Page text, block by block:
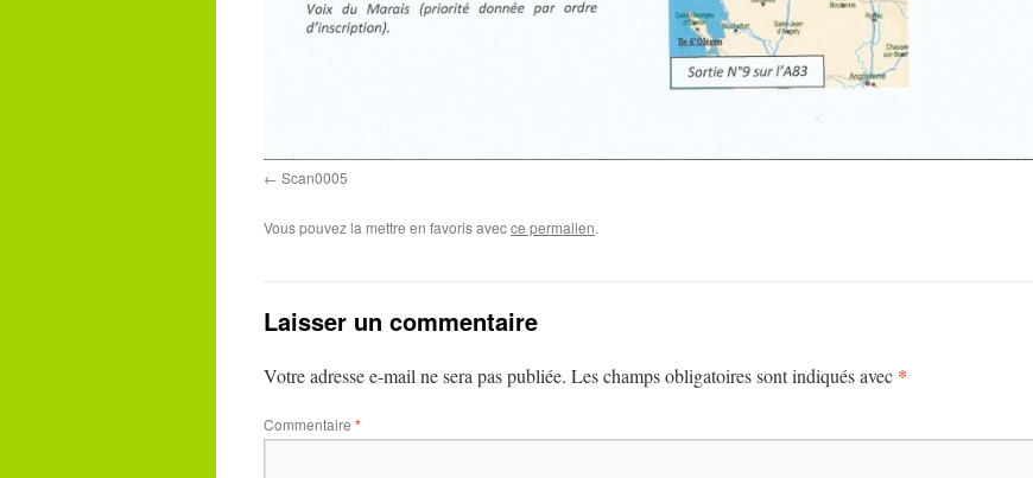
Scan0005
Vous pouvez la mettre en favoris avecce permalien.
Laisser un commentaire
Votre adresse e-mail ne sera pas publiée. Les champs obligatoires sont indiqués avec *
Commentaire *